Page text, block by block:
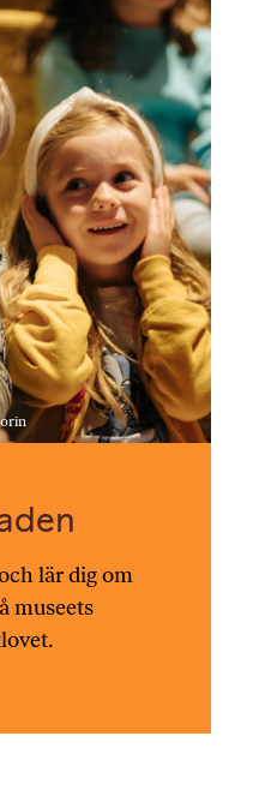
lär dig om
museets